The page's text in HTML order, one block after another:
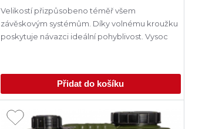
Velikostí přizpůsobeno téměř všem
závěskovým systémům. Díky volnému kroužku
poskytuje návazci ideální pohyblivost. Vysoc
Přidat do košíku